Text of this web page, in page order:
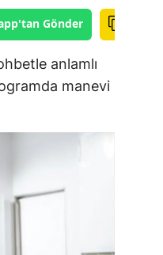
Gönder
anlamlı
manevi